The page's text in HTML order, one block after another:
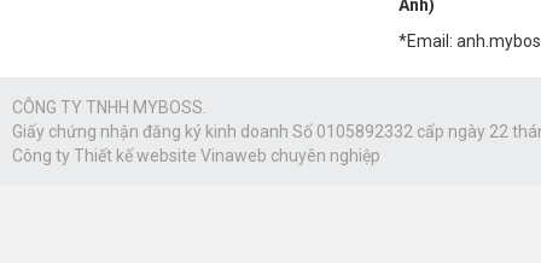
Anh)
*Email:
CÔNG TY TNHH MYBOSS.
Giấy chứng nhận đăng ký kinh doanh Số 0105892332 cấp ngày 22
Công tyThiết kế website Vinaweb chuyên nghiệp